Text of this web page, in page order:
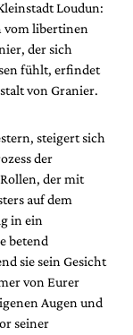
Loudun:
vom libertinen
der sich
fühlt, erfindet
von Granier.
steigert sich
der
der mit
auf dem
in ein
betend
sie sein Gesicht
von Eurer
Augen und
seiner